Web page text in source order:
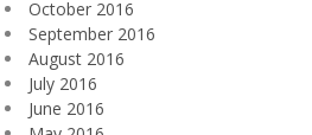
October 2016
September 2016
August 2016
July 2016
June 2016